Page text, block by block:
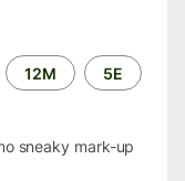
12M 5Ε
sneaky mark-up